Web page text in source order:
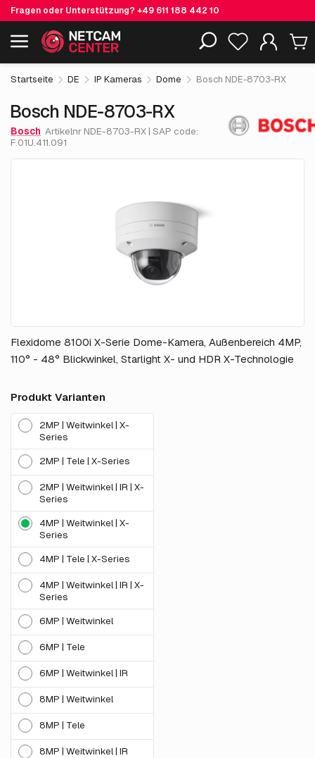
Fragen oder Unterstützung? +49 611 188 442 10
Einschließlich EOL-Produkte
Bosch NDE-8703-RX 1,762.82 €
exkl. MwSt.
Startseite DE IP Kameras Dome Bosch NDE-8703-RX
Bosch NDE-8703-RX
Bosch Artikelnr NDE-8703-RX | SAP code:
F.01U.411.091
Flexidome 8100i X-Serie Dome-Kamera, Außenbereich 4MP,
110° - 48° Blickwinkel, Starlight X- und HDR X-Technologie
Produkt Varianten
2MP | Weitwinkel | X-
Series
2MP | Tele | X-Series
2MP | Weitwinkel | IR | X-
Series
4MP | Weitwinkel | X-
Series
4MP | Tele | X-Series
4MP | Weitwinkel | IR | X-
Series
6MP | Weitwinkel
6MP | Tele
6MP | Weitwinkel | IR
8MP | Weitwinkel
8MP | Tele
8MP | Weitwinkel | IR